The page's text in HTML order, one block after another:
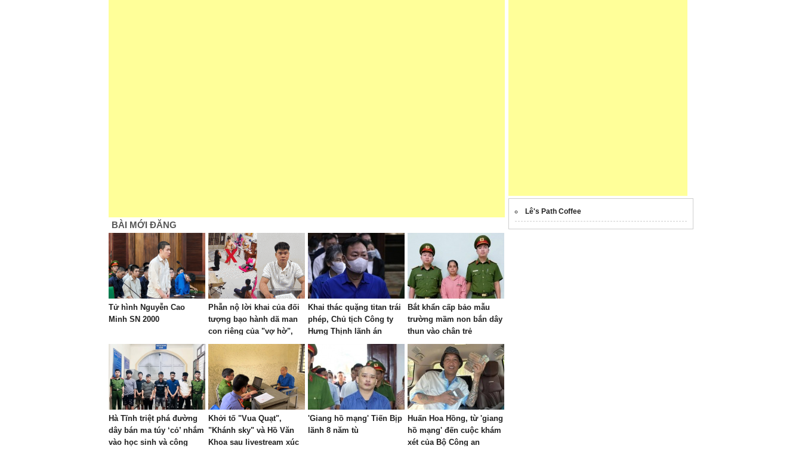
BÀI MỚI ĐĂNG
Tử hình Nguyễn Cao
Minh SN 2000
Phẫn nộ lời khai của đối
tượng bạo hành dã man
con riêng của "vợ hờ",
bắt quỳ gối đến 1 giờ
Khai thác quặng titan trái
phép, Chủ tịch Công ty
Hưng Thịnh lãnh án
Bắt khẩn cấp bảo mẫu
trường mầm non bắn dây
thun vào chân trẻ
Hà Tĩnh triệt phá đường
dây bán ma túy ‘cỏ’ nhắm
vào học sinh và công
Khởi tố "Vua Quạt",
"Khánh sky" và Hồ Văn
Khoa sau livestream xúc
'Giang hồ mạng' Tiến Bịp
lãnh 8 năm tù
Huấn Hoa Hồng, từ 'giang
hồ mạng' đến cuộc khám
xét của Bộ Công an
Lê's Path Coffee